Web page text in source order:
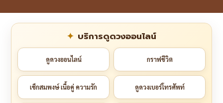
บริการดูดวงออนไลน์
ดูดวงออนไลน์ กราฟชีวิต
เช็กสมพงษ์ เนื้อคู่ ความรัก ดูดวงเบอร์โทรศัพท์